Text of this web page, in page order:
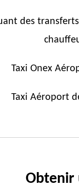
des
Taxi Onex
Taxi Aéroport
Obtenir